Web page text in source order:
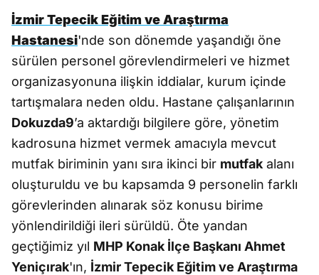
İzmir Tepecik Eğitim ve Araştırma
Hastanesi'nde son dönemde yaşandığı öne
sürülen personel görevlendirmeleri ve hizmet
organizasyonuna ilişkin iddialar, kurum içinde
tartışmalara neden oldu. Hastane çalışanlarının
Dokuzda9’a aktardığı bilgilere göre, yönetim
kadrosuna hizmet vermek amacıyla mevcut
mutfak biriminin yanı sıra ikinci bir mutfak alanı
oluşturuldu ve bu kapsamda 9 personelin farklı
görevlerinden alınarak söz konusu birime
yönlendirildiği ileri sürüldü. Öte yandan
geçtiğimiz yıl MHP Konak İlçe Başkanı Ahmet
Yeniçırak'ın, İzmir Tepecik Eğitim ve Araştırma